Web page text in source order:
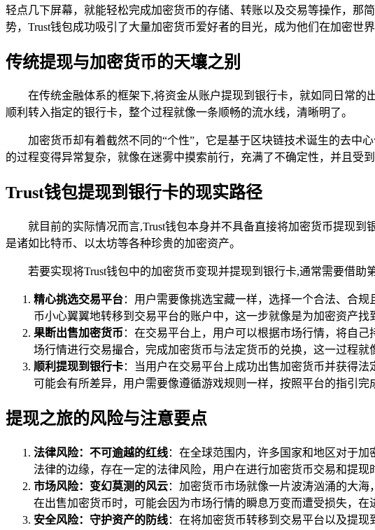
轻点几下屏幕，就能轻松完成加密货币的存储、转账以及交易等操作，那
势，Trust钱包成功吸引了大量加密货币爱好者的目光，成为他们在加密世
传统提现与加密货币的天壤之别
在传统金融体系的框架下,将资金从账户提现到银行卡，就如同日常
顺利转入指定的银行卡，整个过程就像一条顺畅的流水线，清晰明了。
加密货币却有着截然不同的“个性”，它是基于区块链技术诞生的去中
的过程变得异常复杂，就像在迷雾中摸索前行，充满了不确定性，并且受
Trust钱包提现到银行卡的现实路径
就目前的实际情况而言,Trust钱包本身并不具备直接将加密货币提现
是诸如比特币、以太坊等各种珍贵的加密资产。
若要实现将Trust钱包中的加密货币变现并提现到银行卡,通常需要借助
精心挑选交易平台：用户需要像挑选宝藏一样，选择一个合法、合
币小心翼翼地转移到交易平台的账户中，这一步就像是为加密资产找
果断出售加密货币 ：在交易平台上，用户可以根据市场行情，将自
场行情进行交易撮合，完成加密货币与法定货币的兑换，这一过程就
顺利提现到银行卡：当用户在交易平台上成功出售加密货币并获得
可能会有所差异，用户需要像遵循游戏规则一样，按照平台的指引完
提现之旅的风险与注意要点
法律风险：不可逾越的红线：在全球范围内，许多国家和地区对于
法律的边缘，存在一定的法律风险，用户在进行加密货币交易和提
市场风险：变幻莫测的风云：加密货币市场就像一片波涛汹涌的大
在出售加密货币时，可能会因为市场行情的瞬息万变而遭受损失，
安全风险：守护资产的防线：在将加密货币转移到交易平台以及提